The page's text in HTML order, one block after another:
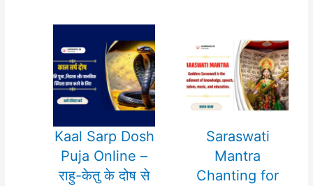
Kaal Sarp Dosh
Puja Online –
राहु-केतु के दोष से
Saraswati
Mantra
Chanting for